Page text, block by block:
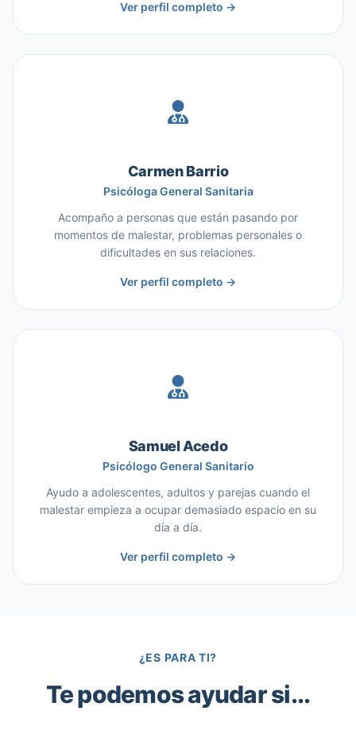
Ver perfil completo →
Carmen Barrio
Psicóloga General Sanitaria
Acompaño a personas que están pasando por
momentos de malestar, problemas personales o
dificultades en sus relaciones.
Ver perfil completo →
Samuel Acedo
Psicólogo General Sanitario
Ayudo a adolescentes, adultos y parejas cuando el
malestar empieza a ocupar demasiado espacio en su
día a día.
Ver perfil completo →
¿ES PARA TI?
Te podemos ayudar si...